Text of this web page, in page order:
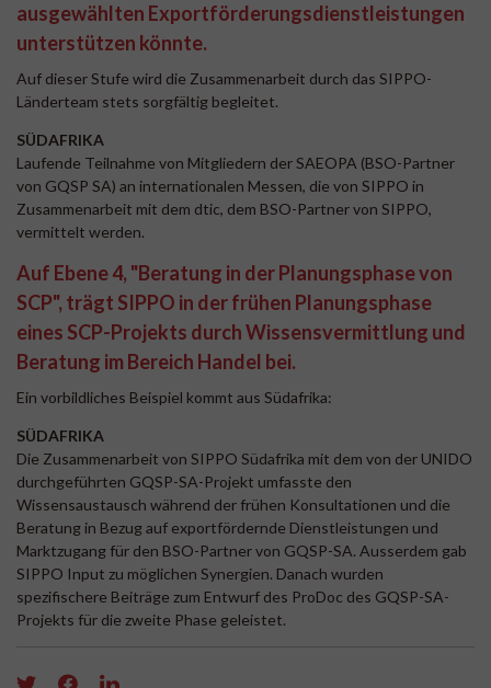
ausgewählten Exportförderungsdienstleistungen
unterstützen könnte.
Auf dieser Stufe wird die Zusammenarbeit durch das SIPPO-
Länderteam stets sorgfältig begleitet.
SÜDAFRIKA
Laufende Teilnahme von Mitgliedern der SAEOPA (BSO-Partner
von GQSP SA) an internationalen Messen, die von SIPPO in
Zusammenarbeit mit dem dtic, dem BSO-Partner von SIPPO,
vermittelt werden.
Auf Ebene 4, "Beratung in der Planungsphase von
SCP", trägt SIPPO in der frühen Planungsphase
eines SCP-Projekts durch Wissensvermittlung und
Beratung im Bereich Handel bei.
Ein vorbildliches Beispiel kommt aus Südafrika:
SÜDAFRIKA
Die Zusammenarbeit von SIPPO Südafrika mit dem von der UNIDO
durchgeführten GQSP-SA-Projekt umfasste den
Wissensaustausch während der frühen Konsultationen und die
Beratung in Bezug auf exportfördernde Dienstleistungen und
Marktzugang für den BSO-Partner von GQSP-SA. Ausserdem gab
SIPPO Input zu möglichen Synergien. Danach wurden
spezifischere Beiträge zum Entwurf des ProDoc des GQSP-SA-
Projekts für die zweite Phase geleistet.